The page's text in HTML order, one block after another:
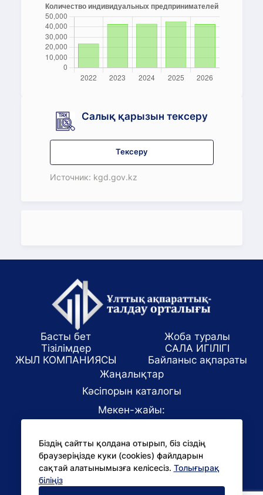
Салық қарызын тексеру
Тексеру
Источник: kgd.gov.kz
Біздің сайтты қолдана отырып, біз сіздің
браузеріңізде куки (cookies) файлдарын
сақтай алатынымызға келісесіз. Толығырақ
біліңіз
Басты бет
Жоба туралы
Тізілімдер
САЛА ИГІЛІГІ
ЖЫЛ КОМПАНИЯСЫ
Байланыс ақпараты
Жаңалықтар
Кәсіпорын каталогы
Мекен-жайы:
E-mail:
office@niac.kz